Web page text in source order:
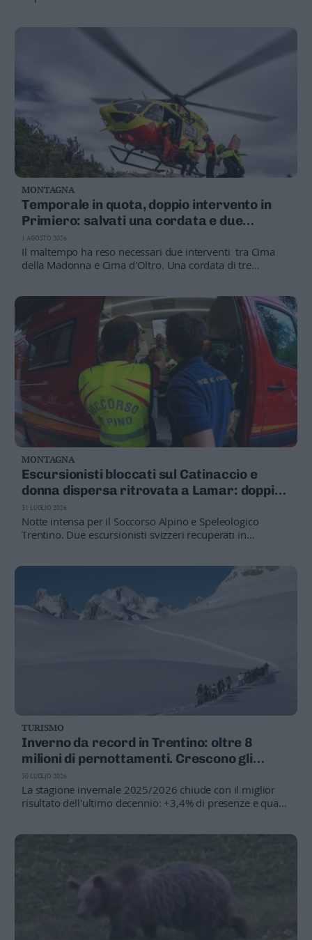
MONTAGNA
Temporale in quota, doppio intervento in
Primiero: salvati una cordata e due
escursionisti
Il maltempo ha reso necessari due interventi tra Cima
della Madonna e Cima d'Oltro. Una cordata di tre
1 AGOSTO 2026
MONTAGNA
Escursionisti bloccati sul Catinaccio e
donna dispersa ritrovata a Lamar: doppio
salvataggio nella notte
Notte intensa per il Soccorso Alpino e Speleologico
Trentino. Due escursionisti svizzeri recuperati in
una 64enne dispersa, caduta durante un'escursione
31 LUGLIO 2026
TURISMO
Inverno da record in Trentino: oltre 8
milioni di pernottamenti. Crescono gli
stranieri, frenano Fassa e Fiemme
La stagione invernale 2025/2026 chiude con il miglior
risultato dell'ultimo decennio: +3,4% di presenze e quasi
30 LUGLIO 2026